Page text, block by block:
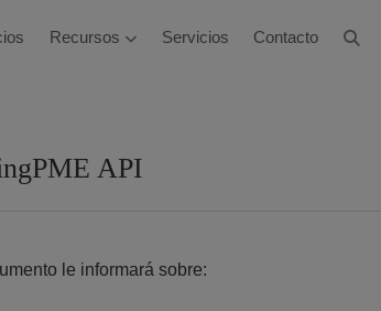
Recursos Servicios Contacto
API
le informará sobre: